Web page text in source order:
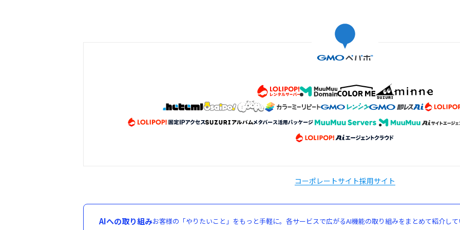
コーポレートサイト採用サイト
AIへの取り組みお客様の「やりたいこと」をもっと手軽に。各サービスで広がるAI機能の取り組みをまとめて紹介し